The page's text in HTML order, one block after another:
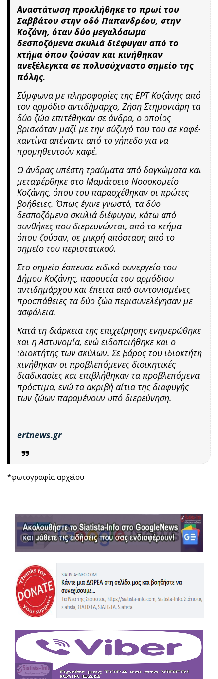
Αναστάτωση προκλήθηκε το πρωί του
Σαββάτου στην οδό Παπανδρέου, στην
Κοζάνη, όταν δύο μεγαλόσωμα
δεσποζόμενα σκυλιά διέφυγαν από το
κτήμα όπου ζούσαν και κινήθηκαν
ανεξέλεγκτα σε πολυσύχναστο σημείο της
πόλης.
Σύμφωνα με πληροφορίες της ΕΡΤ Κοζάνης από
τον αρμόδιο αντιδήμαρχο, Ζήση Στημονιάρη τα
δύο ζώα επιτέθηκαν σε άνδρα, ο οποίος
βρισκόταν μαζί με την σύζυγό του του σε καφέ-
καντίνα απέναντι από το γήπεδο για να
προμηθευτούν καφέ.
Ο άνδρας υπέστη τραύματα από δαγκώματα και
μεταφέρθηκε στο Μαμάτσειο Νοσοκομείο
Κοζάνης, όπου του παρασχέθηκαν οι πρώτες
βοήθειες. Όπως έγινε γνωστό, τα δύο
δεσποζόμενα σκυλιά διέφυγαν, κάτω από
συνθήκες που διερευνώνται, από το κτήμα
όπου ζούσαν, σε μικρή απόσταση από το
σημείο του περιστατικού.
Στο σημείο έσπευσε ειδικό συνεργείο του
Δήμου Κοζάνης, παρουσία του αρμόδιου
αντιδημάρχου και έπειτα από συντονισμένες
προσπάθειες τα δύο ζώα περισυνελέγησαν με
ασφάλεια.
Κατά τη διάρκεια της επιχείρησης ενημερώθηκε
και η Αστυνομία, ενώ ειδοποιήθηκε και ο
ιδιοκτήτης των σκύλων. Σε βάρος του ιδιοκτήτη
κινήθηκαν οι προβλεπόμενες διοικητικές
διαδικασίες και επιβλήθηκαν τα προβλεπόμενα
πρόστιμα, ενώ τα ακριβή αίτια της διαφυγής
των ζώων παραμένουν υπό διερεύνηση.
ertnews.gr
*φωτογραφία αρχείου